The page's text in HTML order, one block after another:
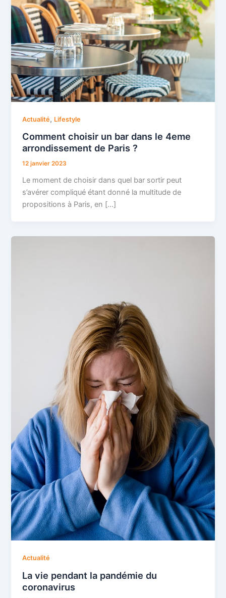
Actualité, Lifestyle
Comment choisir un bar dans le 4eme
arrondissement de Paris ?
12 janvier 2023
Le moment de choisir dans quel bar sortir peut
s’avérer compliqué étant donné la multitude de
propositions à Paris, en […]
Actualité
La vie pendant la pandémie du
coronavirus